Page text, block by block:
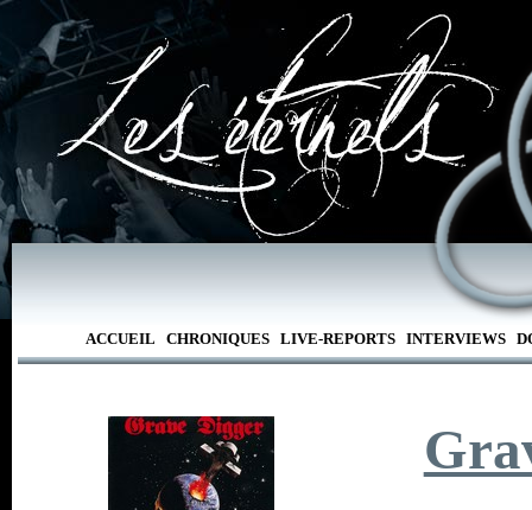
ACCUEIL CHRONIQUES LIVE-REPORTS INTERVIEWS